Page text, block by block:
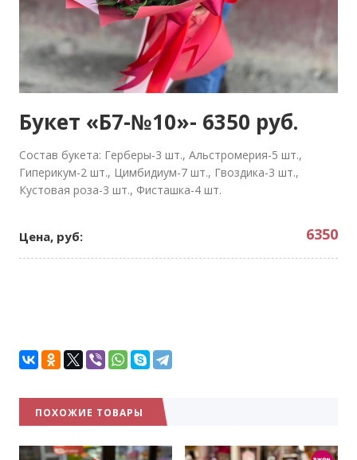
Букет «Б7-№10»- 6350 руб.
Состав букета: Герберы-3 шт., Альстромерия-5 шт.,
Гиперикум-2 шт., Цимбидиум-7 шт., Гвоздика-3 шт.,
Кустовая роза-3 шт., Фисташка-4 шт.
Цена, руб: 6350
ПОХОЖИЕ ТОВАРЫ